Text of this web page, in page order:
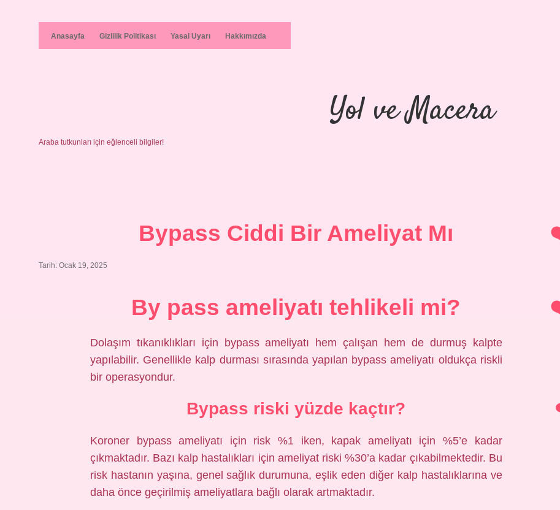
Anasayfa Gizlilik Politikası Yasal Uyarı Hakkımızda
Yol ve Macera
Araba tutkunları için eğlenceli bilgiler!
Bypass Ciddi Bir Ameliyat Mı
Tarih: Ocak 19, 2025
By pass ameliyatı tehlikeli mi?
Dolaşım tıkanıklıkları için bypass ameliyatı hem çalışan hem de durmuş kalpte
yapılabilir. Genellikle kalp durması sırasında yapılan bypass ameliyatı oldukça riskli
bir operasyondur.
Bypass riski yüzde kaçtır?
Koroner bypass ameliyatı için risk %1 iken, kapak ameliyatı için %5’e kadar
çıkmaktadır. Bazı kalp hastalıkları için ameliyat riski %30’a kadar çıkabilmektedir. Bu
risk hastanın yaşına, genel sağlık durumuna, eşlik eden diğer kalp hastalıklarına ve
daha önce geçirilmiş ameliyatlara bağlı olarak artmaktadır.